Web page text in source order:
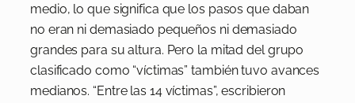
medio, lo que significa que los pasos que daban
no eran ni demasiado pequeños ni demasiado
grandes para su altura. Pero la mitad del grupo
clasificado como “víctimas” también tuvo avances
medianos. “Entre las 14 víctimas”, escribieron